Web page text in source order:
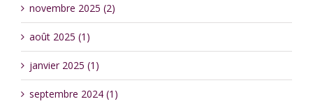
novembre 2025 (2)
août 2025 (1)
janvier 2025 (1)
septembre 2024 (1)